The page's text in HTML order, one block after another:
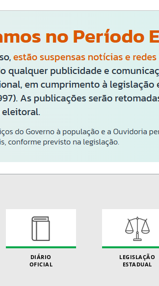
DIÁRIO
OFICIAL
LEGISLAÇÃO
ESTADUAL